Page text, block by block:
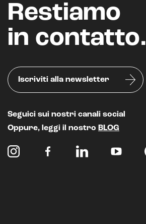
Restiamo
in contatto.
Iscriviti alla newsletter
Seguici sui nostri canali social
Oppure, leggi il nostro BLOG